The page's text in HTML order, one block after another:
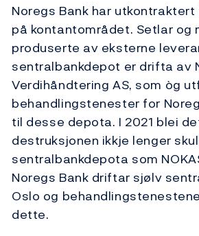
Noregs Bank har
på kontantområdet. Setlar og
produserte av eksterne
sentralbankdepot er drifta av
Verdihåndtering AS, som òg
behandlingstenester for
til desse depota. I 2021 blei
destruksjonen ikkje lenger
sentralbankdepota som
Noregs Bank driftar sjølv
Oslo og
dette.